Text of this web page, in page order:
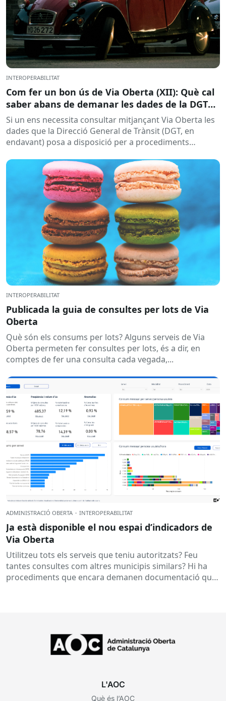
INTEROPERABILITAT
Com fer un bon ús de Via Oberta (XII): Què cal
saber abans de demanar les dades de la DGT
per a procediments sancionadors
Si un ens necessita consultar mitjançant Via Oberta les
dades que la Direcció General de Trànsit (DGT, en
endavant) posa a disposició per a procediments
INTEROPERABILITAT
Publicada la guia de consultes per lots de Via
Oberta
Què són els consums per lots? Alguns serveis de Via
Oberta permeten fer consultes per lots, és a dir, en
comptes de fer una consulta cada vegada,...
ADMINISTRACIÓ OBERTA · INTEROPERABILITAT
Ja està disponible el nou espai d’indicadors de
Via Oberta
Utilitzeu tots els serveis que teniu autoritzats? Feu
tantes consultes com altres municipis similars? Hi ha
procediments que encara demanen documentació que
L'AOC
Què és l’AOC